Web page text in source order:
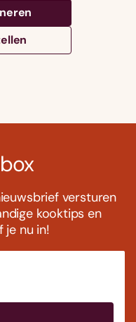
versturen
kooktips en
je nu in!